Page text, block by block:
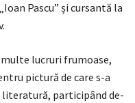
Pascu” și cursantă la
lucruri frumoase,
pictură de care s-a
participând de-